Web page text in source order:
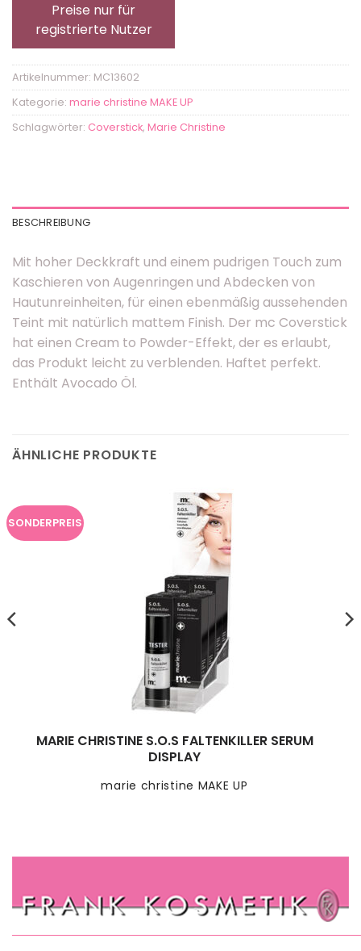
Preise nur für
registrierte Nutzer
Artikelnummer: MC13602
Kategorie: marie christine MAKE UP
Schlagwörter: Coverstick, Marie Christine
BESCHREIBUNG
Mit hoher Deckkraft und einem pudrigen Touch zum
Kaschieren von Augenringen und Abdecken von
Hautunreinheiten, für einen ebenmäßig aussehenden
Teint mit natürlich mattem Finish. Der mc Coverstick
hat einen Cream to Powder-Effekt, der es erlaubt,
das Produkt leicht zu verblenden. Haftet perfekt.
Enthält Avocado Öl.
ÄHNLICHE PRODUKTE
SONDERPREIS
marie christine MAKE UP
MARIE CHRISTINE S.O.S FALTENKILLER SERUM
DISPLAY